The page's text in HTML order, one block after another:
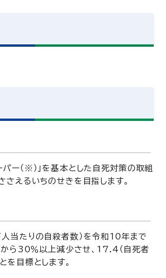
パー（※）」を基本とした自死対策の取組
さえるいちのせきを目指します。
当たりの自殺者数）を令和10年まで
ら30％以上減少させ、17.4（自死者
を目標とします。